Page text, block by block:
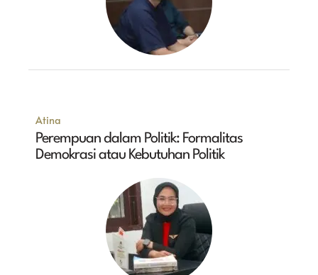
Atina
Perempuan dalam Politik: Formalitas
Demokrasi atau Kebutuhan Politik